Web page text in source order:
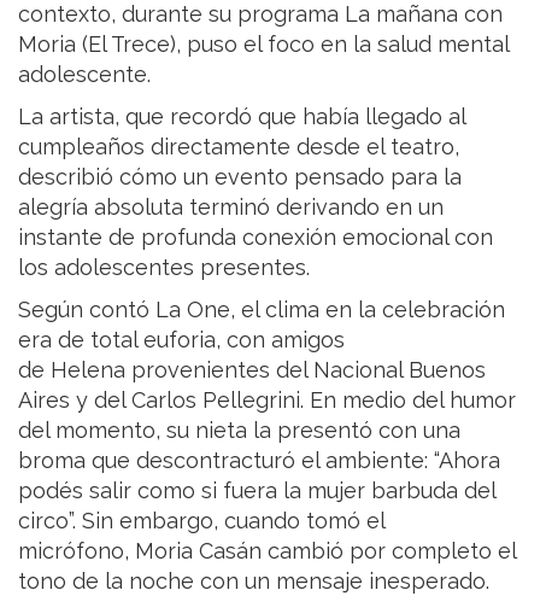
contexto, durante su programa La mañana con
Moria (El Trece), puso el foco en la salud mental
adolescente.
La artista, que recordó que había llegado al
cumpleaños directamente desde el teatro,
describió cómo un evento pensado para la
alegría absoluta terminó derivando en un
instante de profunda conexión emocional con
los adolescentes presentes.
Según contó La One, el clima en la celebración
era de total euforia, con amigos
de Helena provenientes del Nacional Buenos
Aires y del Carlos Pellegrini. En medio del humor
del momento, su nieta la presentó con una
broma que descontracturó el ambiente: “Ahora
podés salir como si fuera la mujer barbuda del
circo”. Sin embargo, cuando tomó el
micrófono, Moria Casán cambió por completo el
tono de la noche con un mensaje inesperado.